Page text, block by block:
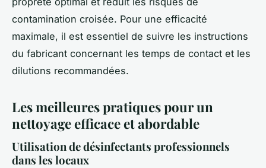
contamination croisée. Pour une efficacité
maximale, il est essentiel de suivre les instructions
du fabricant concernant les temps de contact et les
dilutions recommandées.
Les meilleures pratiques pour un
nettoyage efficace et abordable
Utilisation de désinfectants professionnels
dans les locaux